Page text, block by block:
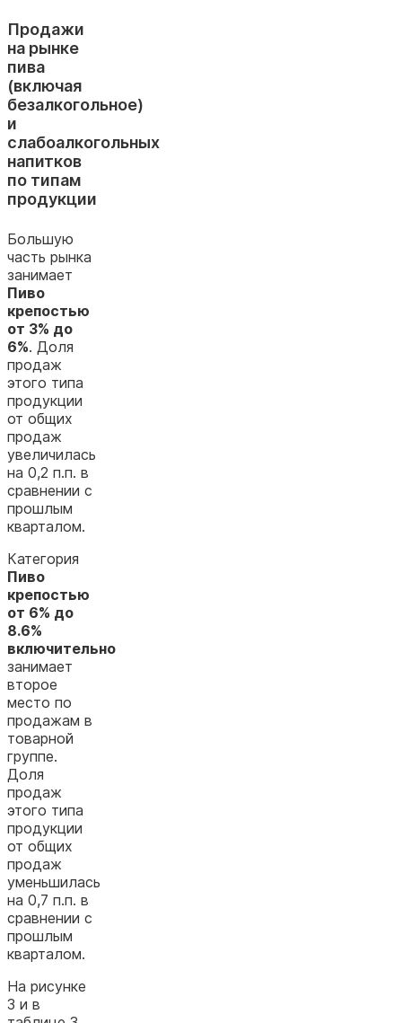
Продажи
на рынке
пива
(включая
безалкогольное)
и
слабоалкогольных
напитков
по типам
продукции
Большую
часть рынка
занимает
Пиво
крепостью
от 3% до
6%. Доля
продаж
этого типа
продукции
от общих
продаж
увеличилась
на 0,2 п.п. в
сравнении с
прошлым
кварталом.
Категория
Пиво
крепостью
от 6% до
8.6%
включительно
занимает
второе
место по
продажам в
товарной
группе.
Доля
продаж
этого типа
продукции
от общих
продаж
уменьшилась
на 0,7 п.п. в
сравнении с
прошлым
кварталом.
На рисунке
3 и в